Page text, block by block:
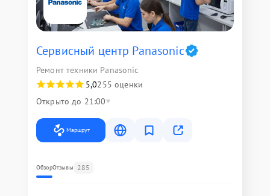
Сервисный центр Panasonic
Ремонт техники Panasonic
5,0255 оценки
Открыто до 21:00
Маршрут
ОбзорОтзывы 285